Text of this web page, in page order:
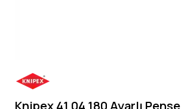
Knipex 41 04 180 Ayarlı Pense